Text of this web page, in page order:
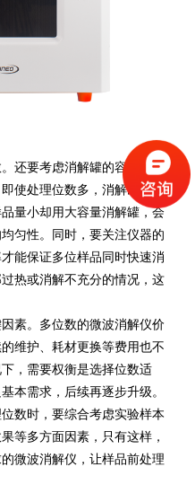
还要考虑消解罐的容量与样
使处理位数多，消解罐过小
量小却用大容量消解罐，会
匀性。同时，要关注仪器的
能保证多位样品同时快速消
热或消解不充分的情况，这
素。多位数的微波消解仪价
维护、耗材更换等费用也不
，需要权衡是选择位数适
本需求，后续再逐步升级。
数时，要综合考虑实验样本
等多方面因素，只有这样，
微波消解仪，让样品前处理